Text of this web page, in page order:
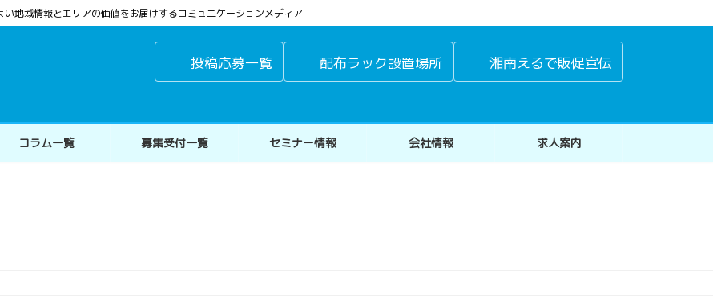
地域情報とエリアの価値をお届けするコミュニケーションメディア
投稿応募一覧 配布ラック設置場所 湘南えるで販促宣伝
コラム一覧 募集受付一覧 セミナー情報 会社情報 求人案内